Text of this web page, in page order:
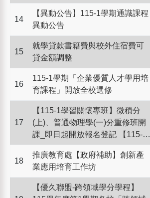
託服務申請表(正本)及收據(正本)
一併交給環安組楊小姐，以備查
驗
14
【異動公告】115-1學期通識課程
異動公告
15
就學貸款書籍費與校外住宿費可
貸金額調整
16
115-1學期「企業優質人才學用培
育課程」開放全校選修
17
【115-1學習關懷專班】微積分
(上)、普通物理學(一)分重修班開
課_即日起開放報名登記 【115-1
the program for Calculus(I) &
General physics(I)】 On-line
Registration
18
推廣教育處【政府補助】創新產
業應用培育工作坊
【優久聯盟-跨領域學分學程】